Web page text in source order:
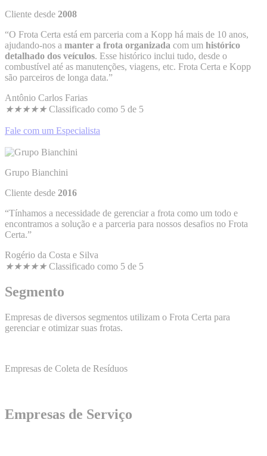
Cliente desde 2008
“O Frota Certa está em parceria com a Kopp há mais de 10 anos,
ajudando-nos a manter a frota organizada com um histórico
detalhado dos veículos. Esse histórico inclui tudo, desde o
combustível até as manutenções, viagens, etc. Frota Certa e Kopp
são parceiros de longa data.”
Antônio Carlos Farias
★★★★★ Classificado como 5 de 5
Fale com um Especialista
Grupo Bianchini
Cliente desde 2016
“Tínhamos a necessidade de gerenciar a frota como um todo e
encontramos a solução e a parceria para nossos desafios no Frota
Certa.”
Rogério da Costa e Silva
★★★★★ Classificado como 5 de 5
Segmento
Empresas de diversos segmentos utilizam o Frota Certa para
gerenciar e otimizar suas frotas.
Empresas de Coleta de Resíduos
Empresas de Serviço